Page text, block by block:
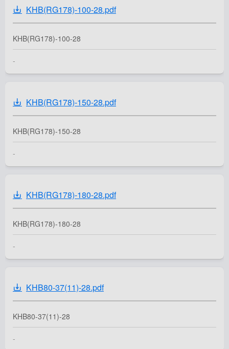
KHB(RG178)-100-28.pdf
KHB(RG178)-100-28
-
KHB(RG178)-150-28.pdf
KHB(RG178)-150-28
-
KHB(RG178)-180-28.pdf
KHB(RG178)-180-28
-
KHB80-37(11)-28.pdf
KHB80-37(11)-28
-